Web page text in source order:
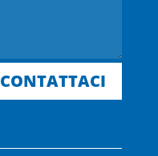
CONTATTACI